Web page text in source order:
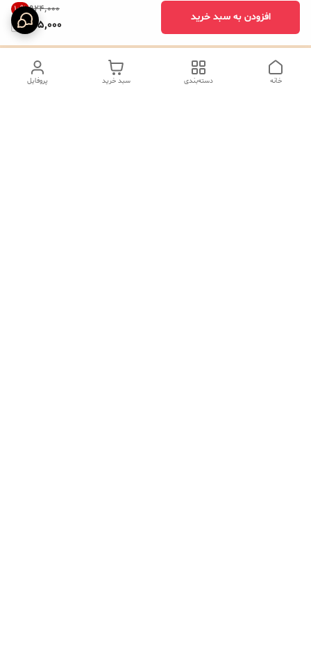
۹۲۴٬۰۰۰ 10%
825,000
افزودن به سبد خرید
پروفایل سبد خرید دسته‌بندی خانه